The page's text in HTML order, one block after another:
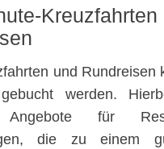
Kreuzfahrten
und Rundreisen
gebucht werden.
Angebote für
die zu einem